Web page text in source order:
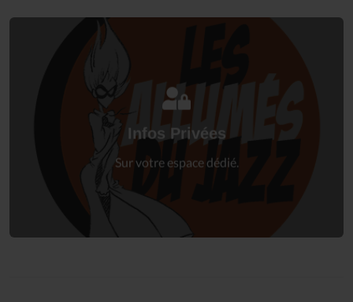
Infos Privées
Sur votre espace dédié.
Connectez-vous